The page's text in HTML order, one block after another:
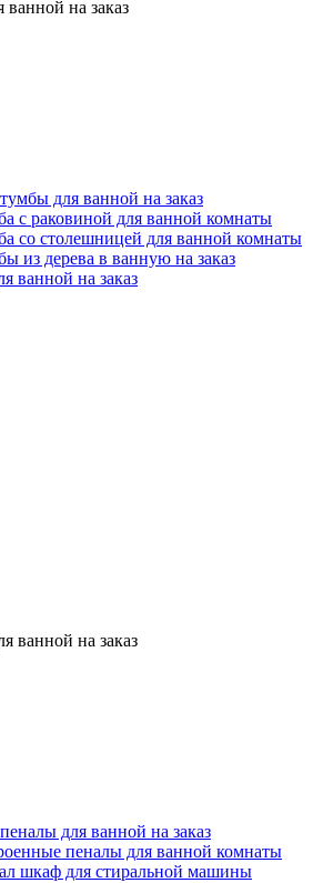
на заказ
для ванной на заказ
с раковиной для ванной комнаты
со столешницей для ванной комнаты
из дерева в ванную на заказ
ванной на заказ
ванной на заказ
для ванной на заказ
пеналы для ванной комнаты
шкаф для стиральной машины